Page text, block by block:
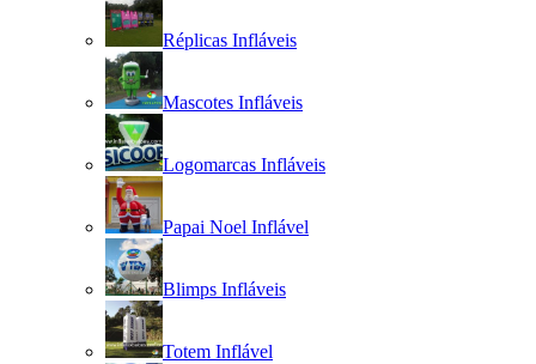
Réplicas Infláveis
Mascotes Infláveis
Logomarcas Infláveis
Papai Noel Inflável
Blimps Infláveis
Totem Inflável